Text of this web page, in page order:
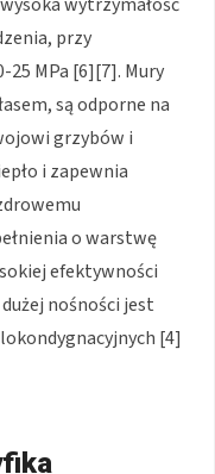
przy
25 MPa [6][7]. Mury
są odporne na
grzybów i
i zapewnia
o warstwę
efektywności
nośności jest
[4]